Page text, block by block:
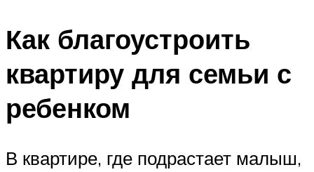
Как благоустроить
квартиру для семьи с
ребенком
В квартире, где подрастает малыш,